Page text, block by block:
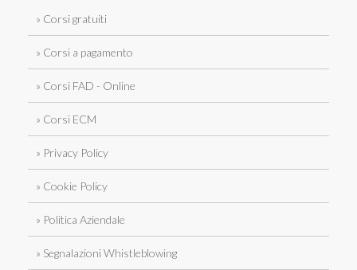
» Corsi gratuiti
» Corsi a pagamento
» Corsi FAD - Online
» Corsi ECM
» Privacy Policy
» Cookie Policy
» Politica Aziendale
» Segnalazioni Whistleblowing